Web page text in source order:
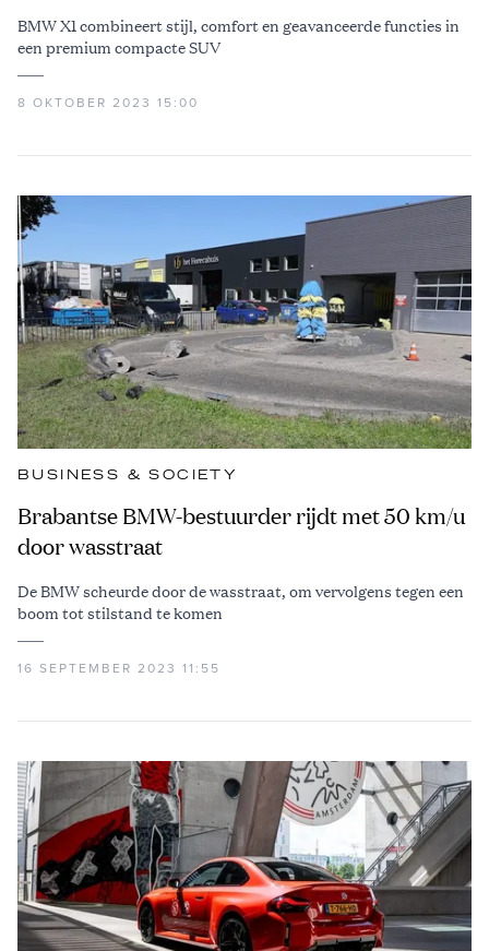
BMW X1 combineert stijl, comfort en geavanceerde functies in
een premium compacte SUV
8 OKTOBER 2023 15:00
BUSINESS & SOCIETY
Brabantse BMW-bestuurder rijdt met 50 km/u
door wasstraat
De BMW scheurde door de wasstraat, om vervolgens tegen een
boom tot stilstand te komen
16 SEPTEMBER 2023 11:55